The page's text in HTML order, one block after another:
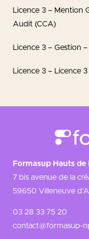
Licence 3 – Mention
Audit (CCA)
Licence 3 – Gestion
Licence 3 – Licence
Formasup Hauts de
7 bis avenue de la
59650 Villeneuve
03 28 33 75 20
contact@formasup-